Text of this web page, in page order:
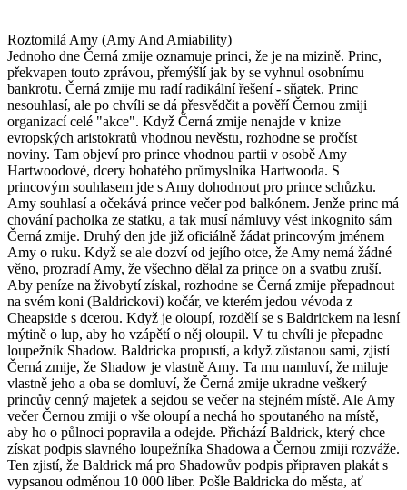
Roztomilá Amy (Amy And Amiability)
Jednoho dne Černá zmije oznamuje princi, že je na mizině. Princ,
překvapen touto zprávou, přemýšlí jak by se vyhnul osobnímu
bankrotu. Černá zmije mu radí radikální řešení - sňatek. Princ
nesouhlasí, ale po chvíli se dá přesvědčit a pověří Černou zmiji
organizací celé "akce". Když Černá zmije nenajde v knize
evropských aristokratů vhodnou nevěstu, rozhodne se pročíst
noviny. Tam objeví pro prince vhodnou partii v osobě Amy
Hartwoodové, dcery bohatého průmyslníka Hartwooda. S
princovým souhlasem jde s Amy dohodnout pro prince schůzku.
Amy souhlasí a očekává prince večer pod balkónem. Jenže princ má
chování pacholka ze statku, a tak musí námluvy vést inkognito sám
Černá zmije. Druhý den jde již oficiálně žádat princovým jménem
Amy o ruku. Když se ale dozví od jejího otce, že Amy nemá žádné
věno, prozradí Amy, že všechno dělal za prince on a svatbu zruší.
Aby peníze na živobytí získal, rozhodne se Černá zmije přepadnout
na svém koni (Baldrickovi) kočár, ve kterém jedou vévoda z
Cheapside s dcerou. Když je oloupí, rozdělí se s Baldrickem na lesní
mýtině o lup, aby ho vzápětí o něj oloupil. V tu chvíli je přepadne
loupežník Shadow. Baldricka propustí, a když zůstanou sami, zjistí
Černá zmije, že Shadow je vlastně Amy. Ta mu namluví, že miluje
vlastně jeho a oba se domluví, že Černá zmije ukradne veškerý
princův cenný majetek a sejdou se večer na stejném místě. Ale Amy
večer Černou zmiji o vše oloupí a nechá ho spoutaného na místě,
aby ho o půlnoci popravila a odejde. Přichází Baldrick, který chce
získat podpis slavného loupežníka Shadowa a Černou zmiji rozváže.
Ten zjistí, že Baldrick má pro Shadowův podpis připraven plakát s
vypsanou odměnou 10 000 liber. Pošle Baldricka do města, ať